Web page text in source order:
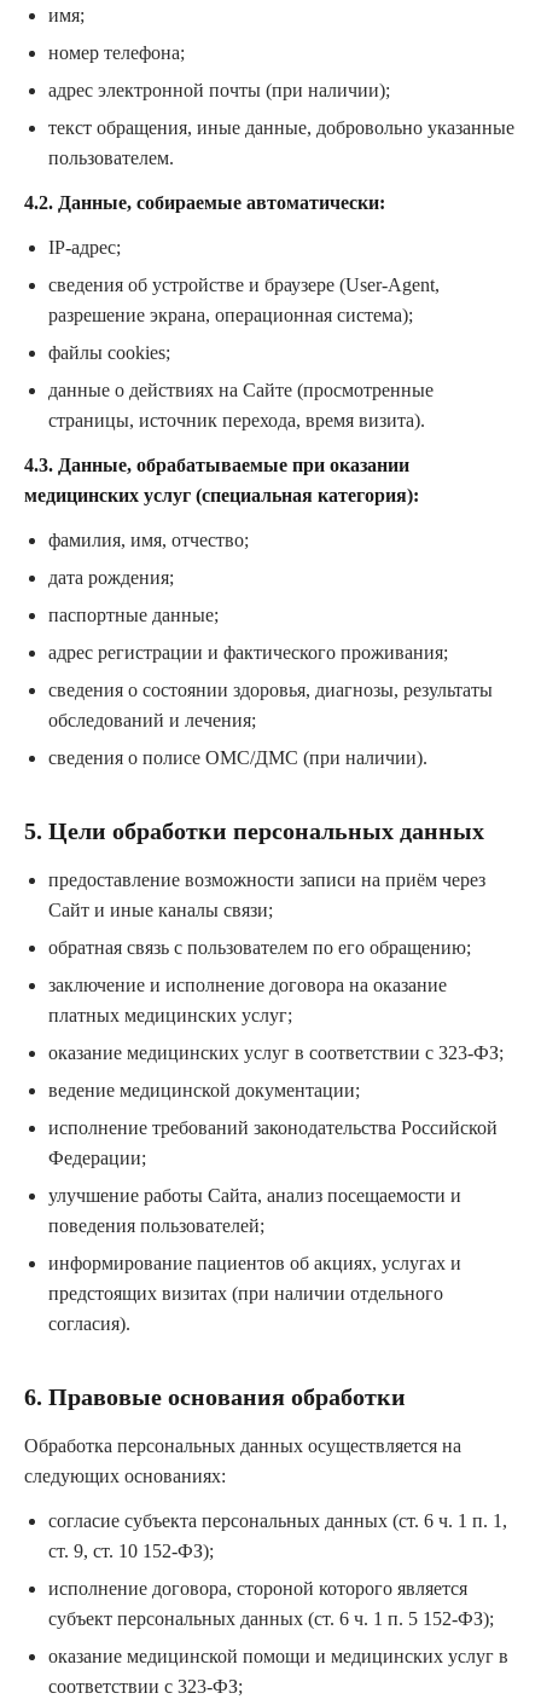
имя;
номер телефона;
адрес электронной почты (при наличии);
текст обращения, иные данные, добровольно указанные
пользователем.
4.2. Данные, собираемые автоматически:
IP-адрес;
сведения об устройстве и браузере (User-Agent,
разрешение экрана, операционная система);
файлы cookies;
данные о действиях на Сайте (просмотренные
страницы, источник перехода, время визита).
4.3. Данные, обрабатываемые при оказании
медицинских услуг (специальная категория):
фамилия, имя, отчество;
дата рождения;
паспортные данные;
адрес регистрации и фактического проживания;
сведения о состоянии здоровья, диагнозы, результаты
обследований и лечения;
сведения о полисе ОМС/ДМС (при наличии).
5. Цели обработки персональных данных
предоставление возможности записи на приём через
Сайт и иные каналы связи;
обратная связь с пользователем по его обращению;
заключение и исполнение договора на оказание
платных медицинских услуг;
оказание медицинских услуг в соответствии с 323-ФЗ;
ведение медицинской документации;
исполнение требований законодательства Российской
Федерации;
улучшение работы Сайта, анализ посещаемости и
поведения пользователей;
информирование пациентов об акциях, услугах и
предстоящих визитах (при наличии отдельного
согласия).
6. Правовые основания обработки
Обработка персональных данных осуществляется на
следующих основаниях:
согласие субъекта персональных данных (ст. 6 ч. 1 п. 1,
ст. 9, ст. 10 152-ФЗ);
исполнение договора, стороной которого является
субъект персональных данных (ст. 6 ч. 1 п. 5 152-ФЗ);
оказание медицинской помощи и медицинских услуг в
соответствии с 323-ФЗ;